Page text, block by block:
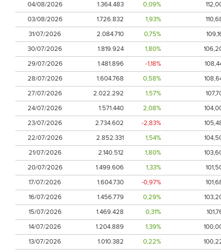
04/08/2026
1.364.483 0,09%
03/08/2026
1.726.832 1,93%
31/07/2026
2.084.710 0,75%
30/07/2026
1.819.924 1,80%
29/07/2026
1.481.896 -1,18%
28/07/2026
1.604.768 0,58%
27/07/2026
2.022.292 1,57%
24/07/2026
1.571.440 2,08%
23/07/2026
2.734.602 -2,83%
22/07/2026
2.852.331 1,54%
21/07/2026
2.140.512 1,80%
20/07/2026
1.499.606 1,33%
17/07/2026
1.604.730 -0,97%
16/07/2026
1.456.779 0,29%
15/07/2026
1.469.428 0,31%
14/07/2026
1.204.889 1,39%
13/07/2026
1.010.382 0,22%